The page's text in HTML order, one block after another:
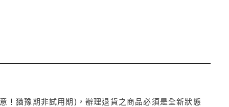
！猶豫期非試用期)，辦理退貨之商品必須是全新狀態